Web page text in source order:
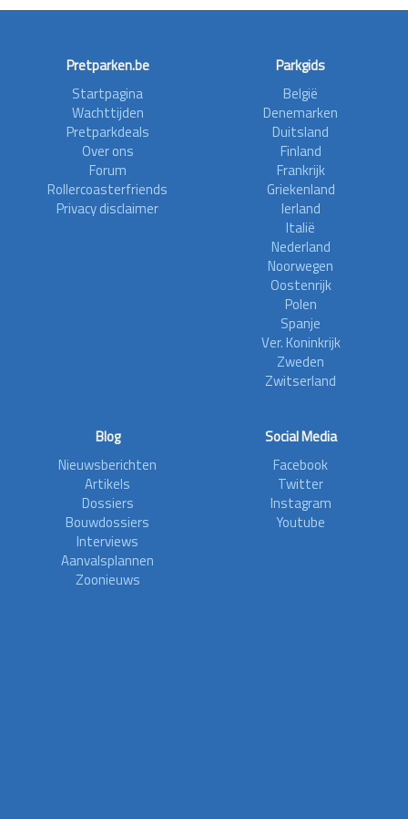
Pretparken.be
Startpagina
Wachttijden
Pretparkdeals
Over ons
Forum
Rollercoasterfriends
Privacy disclaimer
Parkgids
België
Denemarken
Duitsland
Finland
Frankrijk
Griekenland
Ierland
Italië
Nederland
Noorwegen
Oostenrijk
Polen
Spanje
Ver. Koninkrijk
Zweden
Zwitserland
Blog
Nieuwsberichten
Artikels
Dossiers
Bouwdossiers
Interviews
Aanvalsplannen
Zoonieuws
Social Media
Facebook
Twitter
Instagram
Youtube